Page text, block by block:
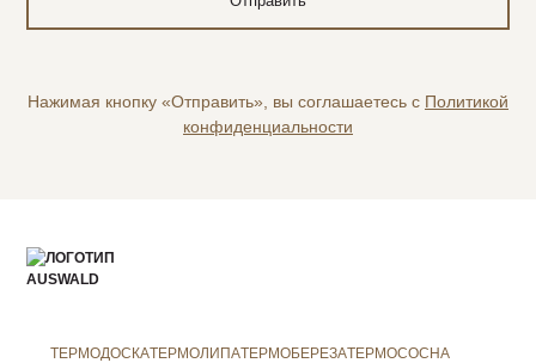
Нажимая кнопку «Отправить», вы соглашаетесь с Политикой
конфиденциальности
ТЕРМОДОСКАТЕРМОЛИПАТЕРМОБЕРЕЗАТЕРМОСОСНА